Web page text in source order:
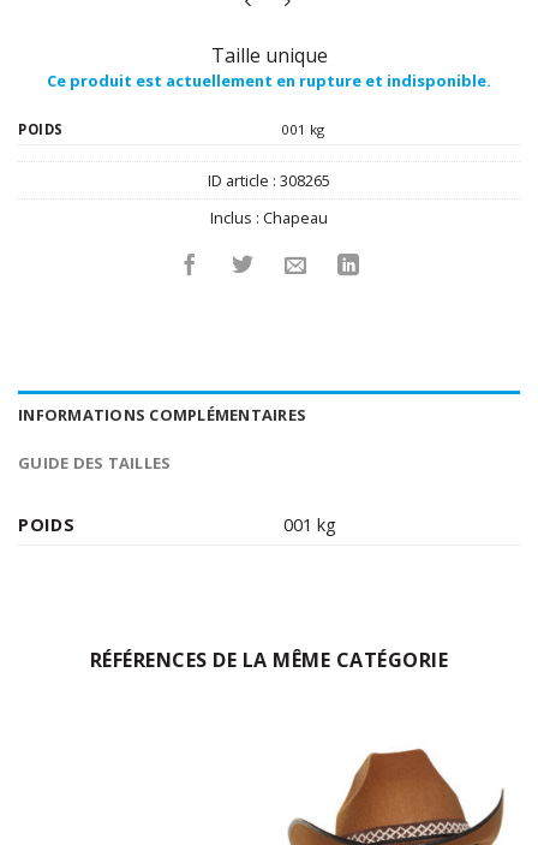
Taille unique
Ce produit est actuellement en rupture et indisponible.
POIDS 001 kg
ID article : 308265
Inclus : Chapeau
INFORMATIONS COMPLÉMENTAIRES
GUIDE DES TAILLES
POIDS 001 kg
RÉFÉRENCES DE LA MÊME CATÉGORIE